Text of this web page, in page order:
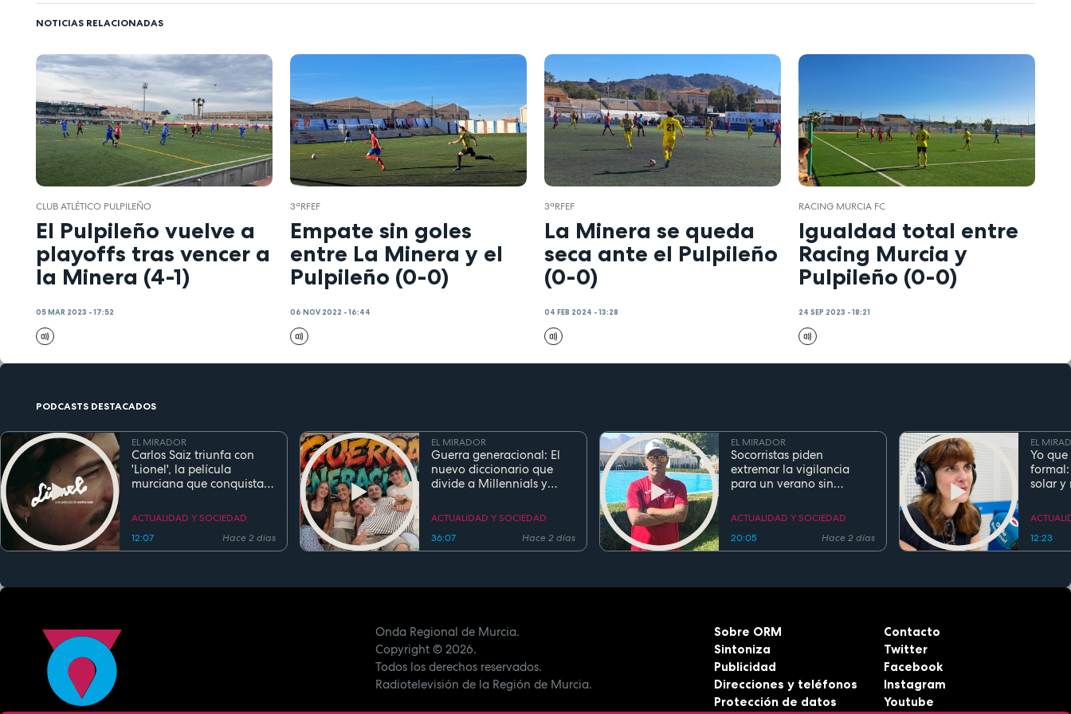
NOTICIAS RELACIONADAS
CLUB ATLÉTICO PULPILEÑO
El Pulpileño vuelve a
playoffs tras vencer a
la Minera (4-1)
05 MAR 2023 - 17:52
3ªRFEF
Empate sin goles
entre La Minera y el
Pulpileño (0-0)
06 NOV 2022 - 16:44
3ªRFEF
La Minera se queda
seca ante el Pulpileño
(0-0)
04 FEB 2024 - 13:28
RACING MURCIA FC
Igualdad total entre
Racing Murcia y
Pulpileño (0-0)
24 SEP 2023 - 18:21
PODCASTS DESTACADOS
EL MIRADOR
Carlos Saiz triunfa con
'Lionel', la película
murciana que conquista
estreno
ACTUALIDAD Y SOCIEDAD
12:07
Hace 2 días
EL MIRADOR
Guerra generacional: El
nuevo diccionario que
divide a Millennials y
ACTUALIDAD Y SOCIEDAD
36:07
Hace 2 días
EL MIRADOR
Socorristas piden
extremar la vigilancia
para un verano sin
regla de los 5 segundos
ACTUALIDAD Y SOCIEDAD
20:05
Hace 2 días
EL
Yo
solar y
12:23
Onda Regional de Murcia.
Copyright© 2026.
Todos los derechos reservados.
Radiotelevisión de la Región de Murcia.
Sobre ORM
Sintoniza
Publicidad
Direcciones y teléfonos
Protección de datos
Contacto
Twitter
Facebook
Instagram
Youtube